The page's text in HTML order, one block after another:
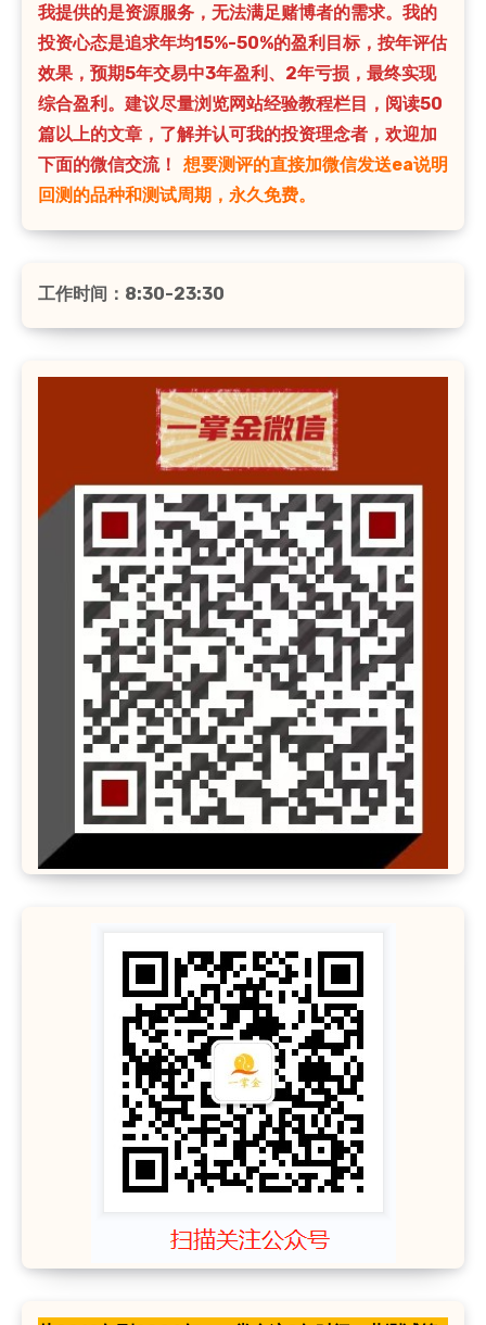
我提供的是资源服务，无法满足赌博者的需求。我的
投资心态是追求年均15%-50%的盈利目标，按年评估
效果，预期5年交易中3年盈利、2年亏损，最终实现
综合盈利。建议尽量浏览网站经验教程栏目，阅读50
篇以上的文章，了解并认可我的投资理念者，欢迎加
下面的微信交流！
想要测评的直接加微信发送ea说明
回测的品种和测试周期，永久免费。
工作时间：8:30-23:30